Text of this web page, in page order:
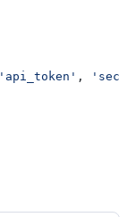
'api_token' ,